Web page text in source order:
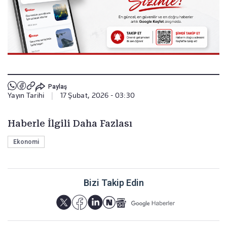
Paylaş
Yayın Tarihi 17 Şubat, 2026 - 03:30
Haberle İlgili Daha Fazlası
Ekonomi
Bizi Takip Edin